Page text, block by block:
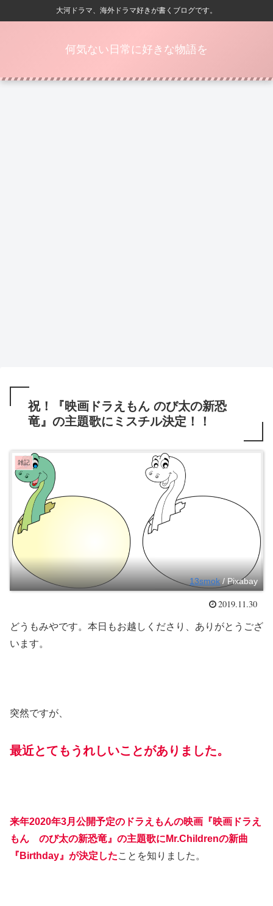
大河ドラマ、海外ドラマ好きが書くブログです。
何気ない日常に好きな物語を
祝！『映画ドラえもん のび太の新恐
竜』の主題歌にミスチル決定！！
雑記
13smok/ Pixabay
2019.11.30
どうもみやです。本日もお越しくださり、ありがとうござ
います。
突然ですが、
最近とてもうれしいことがありました。
来年2020年3月公開予定のドラえもんの映画『映画ドラえ
もん のび太の新恐竜』の主題歌にMr.Childrenの新曲
『Birthday』が決定したことを知りました。